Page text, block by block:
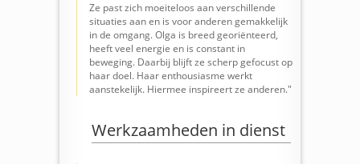
Ze past zich moeiteloos aan verschillende
situaties aan en is voor anderen gemakkelijk
in de omgang. Olga is breed georiënteerd,
heeft veel energie en is constant in
beweging. Daarbij blijft ze scherp gefocust op
haar doel. Haar enthousiasme werkt
aanstekelijk. Hiermee inspireert ze anderen."
Werkzaamheden in dienst